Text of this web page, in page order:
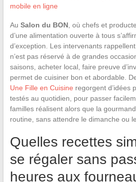
mobile en ligne
Au Salon du BON, où chefs et
d’une alimentation ouverte à tous
d’exception. Les intervenants
n’est pas réservé à de grandes
saisons, acheter local, faire preuve
permet de cuisiner bon et abordable.
Une Fille en Cuisine regorgent d’idées
testés au quotidien, pour passer
familles réalisent alors que la
routine, sans attendre le dimanche ou
Quelles recettes
se régaler sans
heures aux